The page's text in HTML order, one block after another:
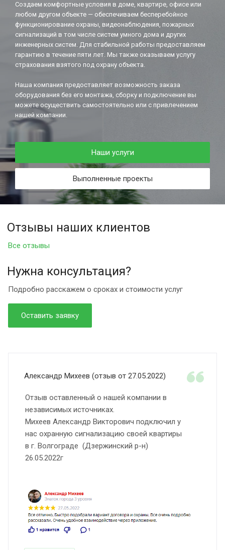
Создаем комфортные условия в доме, квартире, офисе или
любом другом объекте — обеспечиваем бесперебойное
функционирование охраны, видеонаблюдения, пожарных
сигнализаций в том числе систем умного дома и других
инженерных систем. Для стабильной работы предоставляем
гарантию в течение пяти лет. Мы также оказываем услугу
страхования взятого под охрану объекта.
Наша компания предоставляет возможность заказа
оборудования без его монтажа, сборку и подключение вы
можете осуществить самостоятельно или с привлечением
нашей компании.
Наши услуги
Выполненные проекты
Нужна консультация?
Подробно расскажем о сроках и стоимости услуг
Оставить заявку
Все отзывы
Отзывы наших клиентов
Александр Михеев (отзыв от 27.05.2022)
Отзыв оставленный о нашей компании в
независимых источниках.
Михеев Александр Викторович подключил у
нас охранную сигнализацию своей квартиры
в г. Волгограде (Дзержинский р-н)
26.05.2022г